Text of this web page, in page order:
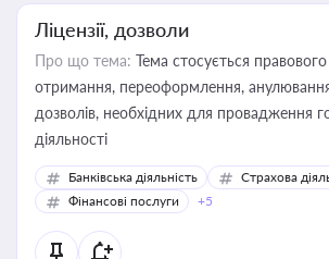
Ліцензії, дозволи
Про що тема: Тема стосується
отримання, переоформлення, анулювання
дозволів, необхідних для провадження
діяльності
Банківська діяльність
Страхова
Фінансові послуги
+5